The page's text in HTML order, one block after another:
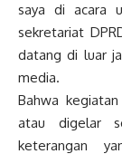
saya di acara
sekretariat
datang di luar
media.
Bahwa
atau digelar
keterangan